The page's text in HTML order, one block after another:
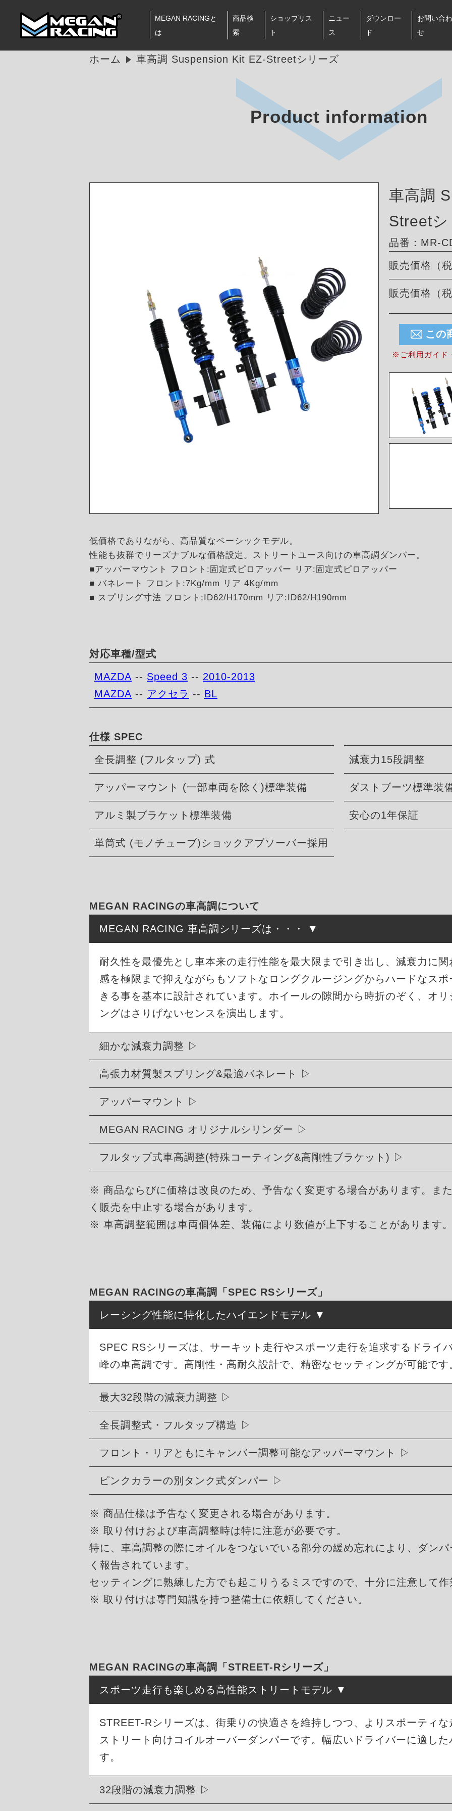
MEGAN RACINGと
は
商品検
索
ショップリス
ト
ニュー
ス
ダウンロー
ド
お問い合わ
せ
ホーム 車高調 Suspension Kit EZ-Streetシリーズ
Product information
車高調
Street
品番：MR-
販売価格（
販売価格（
この
※ ご利用ガイド
低価格でありながら、高品質なベーシックモデル。
性能も抜群でリーズナブルな価格設定。ストリートユース向けの車高調ダンパー。
■アッパーマウント フロント:固定式ピロアッパー リア:固定式ピロアッパー
■ バネレート フロント:7Kg/mm リア 4Kg/mm
■ スプリング寸法 フロント:ID62/H170mm リア:ID62/H190mm
対応車種/型式
MAZDA -- Speed 3 -- 2010-2013
MAZDA -- アクセラ -- BL
仕様 SPEC
全長調整 (フルタップ) 式 減衰力15段調整
アッパーマウント (一部車両を除く)標準装備 ダストブーツ標準装
アルミ製ブラケット標準装備 安心の1年保証
単筒式 (モノチューブ)ショックアブソーバー採用
MEGAN RACINGの車高調について
MEGAN RACING 車高調シリーズは・・・
耐久性を最優先とし車本来の走行性能を最大限まで引き出し、減衰力に
感を極限まで抑えながらもソフトなロングクルージングからハードなス
きる事を基本に設計されています。ホイールの隙間から時折のぞく、オ
ングはさりげないセンスを演出します。
細かな減衰力調整
高張力材質製スプリング&最適バネレート
アッパーマウント
MEGAN RACING オリジナルシリンダー
フルタップ式車高調整(特殊コーティング&高剛性ブラケット)
※ 商品ならびに価格は改良のため、予告なく変更する場合があります。ま
く販売を中止する場合があります。
※ 車高調整範囲は車両個体差、装備により数値が上下することがあります
MEGAN RACINGの車高調「SPEC RSシリーズ」
レーシング性能に特化したハイエンドモデル
SPEC RSシリーズは、サーキット走行やスポーツ走行を追求するドライ
峰の車高調です。高剛性・高耐久設計で、精密なセッティングが可能です
最大32段階の減衰力調整
全長調整式・フルタップ構造
フロント・リアともにキャンバー調整可能なアッパーマウント
ピンクカラーの別タンク式ダンパー
※ 商品仕様は予告なく変更される場合があります。
※ 取り付けおよび車高調整時は特に注意が必要です。
特に、車高調整の際にオイルをつないでいる部分の緩め忘れにより、ダン
く報告されています。
セッティングに熟練した方でも起こりうるミスですので、十分に注意して
※ 取り付けは専門知識を持つ整備士に依頼してください。
MEGAN RACINGの車高調「STREET-Rシリーズ」
スポーツ走行も楽しめる高性能ストリートモデル
STREET-Rシリーズは、街乗りの快適さを維持しつつ、よりスポーティ
ストリート向けコイルオーバーダンパーです。幅広いドライバーに適し
す。
32段階の減衰力調整